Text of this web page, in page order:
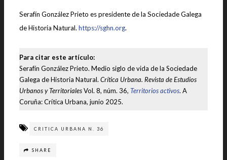
Serafín González Prieto es presidente de la Sociedade Galega
de Historia Natural.https://sghn.org.
Para citar este artículo:
Serafín González Prieto. Medio siglo de vida de la Sociedade
Galega de Historia Natural. Crítica Urbana. Revista de Estudios
Urbanos y TerritorialesVol. 8, núm. 36, Territorios activos. A
Coruña: Crítica Urbana, junio 2025.
CRITICA URBANA N. 36
SHARE